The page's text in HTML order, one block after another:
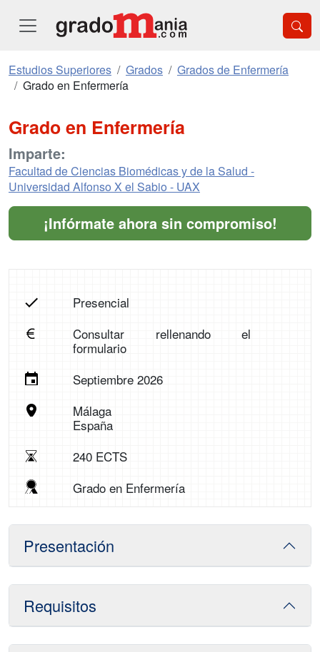
Estudios Superiores Grados
Grados de Enfermería
Grado en Enfermería
Grado en Enfermería
Imparte:
Facultad de Ciencias Biomédicas y de la Salud -
Universidad Alfonso X el Sabio - UAX
¡Infórmate ahora sin compromiso!
Presencial
Consultar rellenando el
formulario
Septiembre 2026
Málaga
España
240 ECTS
Grado en Enfermería
Presentación
Requisitos